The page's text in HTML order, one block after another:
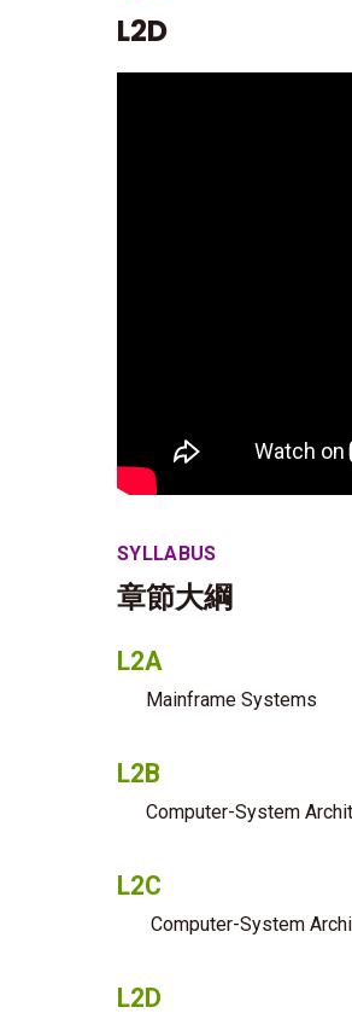
L2D
SYLLABUS
章節大綱
L2A
Mainframe Systems
L2B
Computer-System
L2C
Computer-System
L2D